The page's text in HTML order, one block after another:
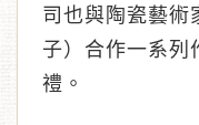
司也與陶瓷藝術
子）合作一系列
禮。